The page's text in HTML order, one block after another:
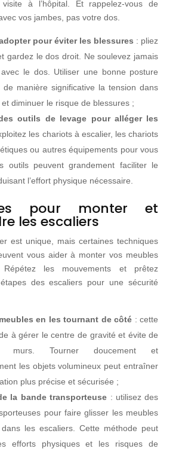
à l’hôpital. Et rappelez-vous de
vos jambes, pas votre dos.
pour éviter les blessures : pliez
gardez le dos droit. Ne soulevez jamais
avec le dos. Utiliser une bonne posture
de manière significative la tension dans
diminuer le risque de blessures ;
outils de levage pour alléger les
les chariots à escalier, les chariots
ou autres équipements pour vous
outils peuvent grandement faciliter le
l’effort physique nécessaire.
pour monter et
les escaliers
est unique, mais certaines techniques
vous aider à monter vos meubles
les mouvements et prêtez
des escaliers pour une sécurité
en les tournant de côté : cette
à gérer le centre de gravité et évite de
murs. Tourner doucement et
les objets volumineux peut entraîner
plus précise et sécurisée ;
la bande transporteuse : utilisez des
pour faire glisser les meubles
les escaliers. Cette méthode peut
efforts physiques et les risques de